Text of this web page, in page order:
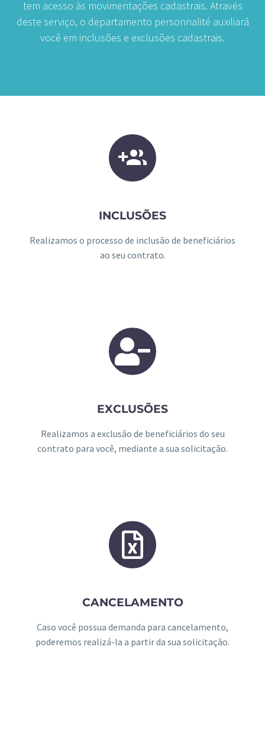
tem acesso às movimentações cadastrais. Através
deste serviço, o departamento personnalité auxiliará
você em inclusões e exclusões cadastrais.
INCLUSÕES
Realizamos o processo de inclusão de beneficiários
ao seu contrato.
EXCLUSÕES
Realizamos a exclusão de beneficiários do seu
contrato para você, mediante a sua solicitação.
CANCELAMENTO
Caso você possua demanda para cancelamento,
poderemos realizá-la a partir da sua solicitação.